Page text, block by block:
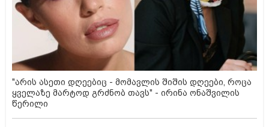
"არის ასეთი დღეებიც - მომავლის შიშის დღეები, როცა
ყველაზე მარტოდ გრძნობ თავს" - ირინა ონაშვილის
წერილი